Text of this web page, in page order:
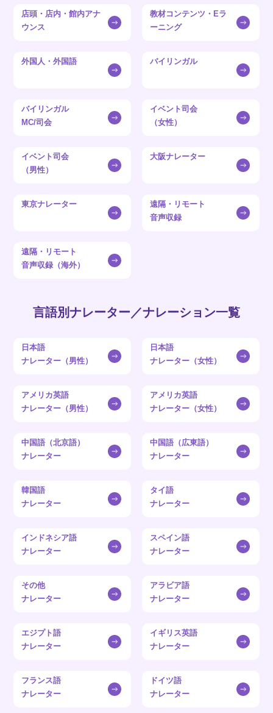
店頭・店内・館内アナ
ウンス
教材コンテンツ・Eラ
ーニング
外国人・外国語 バイリンガル
バイリンガル
MC/司会
イベント司会
（女性）
イベント司会
（男性）
大阪ナレーター
東京ナレーター
遠隔・リモート
音声収録
遠隔・リモート
音声収録（海外）
言語別ナレーター／ナレーション一覧
日本語
ナレーター（男性）
日本語
ナレーター（女性）
アメリカ英語
ナレーター（男性）
アメリカ英語
ナレーター（女性）
中国語（北京語）
ナレーター
中国語（広東語）
ナレーター
韓国語
ナレーター
タイ語
ナレーター
インドネシア語
ナレーター
スペイン語
ナレーター
その他
ナレーター
アラビア語
ナレーター
エジプト語
ナレーター
イギリス英語
ナレーター
フランス語
ナレーター
ドイツ語
ナレーター